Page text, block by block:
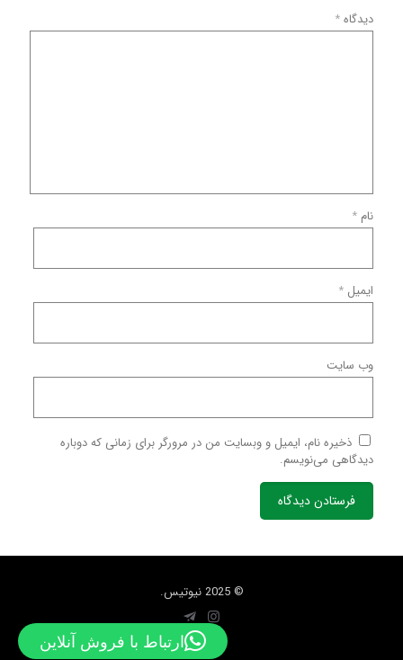
دیدگاه*
نام *
ایمیل *
وب‌ سایت
ذخیره نام، ایمیل و وبسایت من در مرورگر برای زمانی که دوباره
دیدگاهی می‌نویسم.
© 2025 نیوتیس.
ارتباط با فروش آنلاین